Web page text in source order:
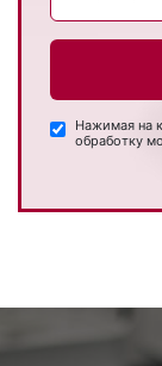
Нажимая на
обработку